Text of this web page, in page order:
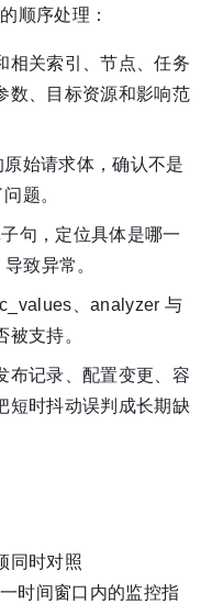
顺序处理：
相关索引、节点、任务
数、目标资源和影响范
始请求体，确认不是
题。
句，定位具体是哪一
致异常。
、analyzer 与
支持。
布记录、配置变更、容
短时抖动误判成长期缺
同时对照
时间窗口内的监控指